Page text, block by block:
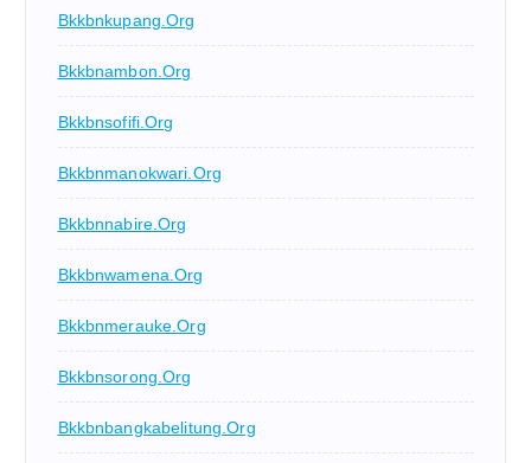
Bkkbnkupang.org
Bkkbnambon.org
Bkkbnsofifi.org
Bkkbnmanokwari.org
Bkkbnnabire.org
Bkkbnwamena.org
Bkkbnmerauke.org
Bkkbnsorong.org
Bkkbnbangkabelitung.org